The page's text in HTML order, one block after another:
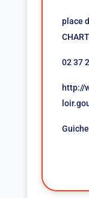
place
02 37
http://